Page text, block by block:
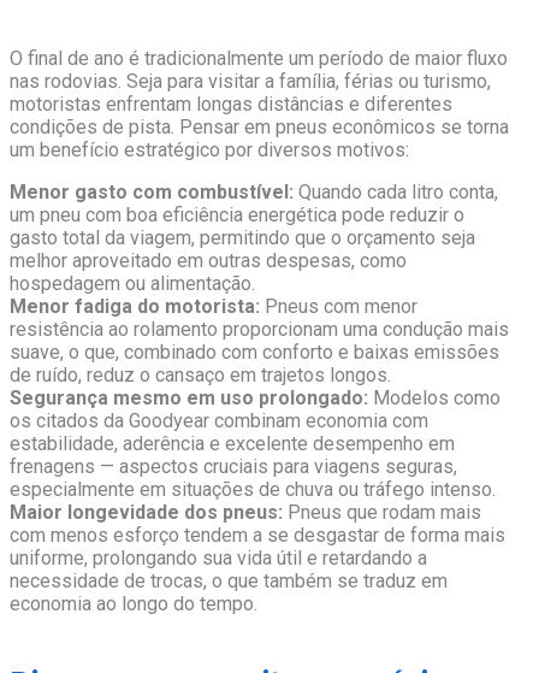
O final de ano é tradicionalmente um período de maior fluxo
nas rodovias. Seja para visitar a família, férias ou turismo,
motoristas enfrentam longas distâncias e diferentes
condições de pista. Pensar em pneus econômicos se torna
um benefício estratégico por diversos motivos:
Menor gasto com combustível: Quando cada litro conta,
um pneu com boa eficiência energética pode reduzir o
gasto total da viagem, permitindo que o orçamento seja
melhor aproveitado em outras despesas, como
hospedagem ou alimentação.
Menor fadiga do motorista: Pneus com menor
resistência ao rolamento proporcionam uma condução mais
suave, o que, combinado com conforto e baixas emissões
de ruído, reduz o cansaço em trajetos longos.
Segurança mesmo em uso prolongado: Modelos como
os citados da Goodyear combinam economia com
estabilidade, aderência e excelente desempenho em
frenagens — aspectos cruciais para viagens seguras,
especialmente em situações de chuva ou tráfego intenso.
Maior longevidade dos pneus: Pneus que rodam mais
com menos esforço tendem a se desgastar de forma mais
uniforme, prolongando sua vida útil e retardando a
necessidade de trocas, o que também se traduz em
economia ao longo do tempo.